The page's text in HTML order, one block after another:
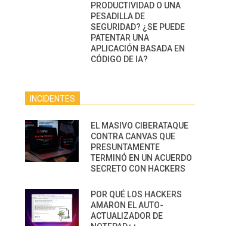
PRODUCTIVIDAD O UNA
PESADILLA DE
SEGURIDAD? ¿SE PUEDE
PATENTAR UNA
APLICACIÓN BASADA EN
CÓDIGO DE IA?
INCIDENTES
EL MASIVO CIBERATAQUE
CONTRA CANVAS QUE
PRESUNTAMENTE
TERMINÓ EN UN ACUERDO
SECRETO CON HACKERS
POR QUÉ LOS HACKERS
AMARON EL AUTO-
ACTUALIZADOR DE